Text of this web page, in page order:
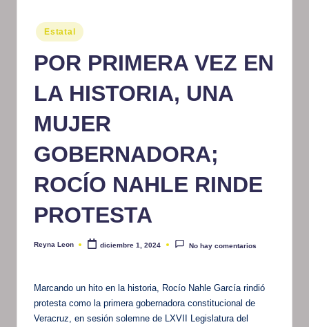
m
at
iv
o
Publicado
en
Estatal
POR PRIMERA VEZ EN
LA HISTORIA, UNA
MUJER
GOBERNADORA;
ROCÍO NAHLE RINDE
PROTESTA
Publicado
Reyna Leon diciembre 1, 2024 No hay comentarios
Marcando un hito en la historia, Rocío Nahle García rindió
protesta como la primera gobernadora constitucional de
Veracruz, en sesión solemne de LXVII Legislatura del